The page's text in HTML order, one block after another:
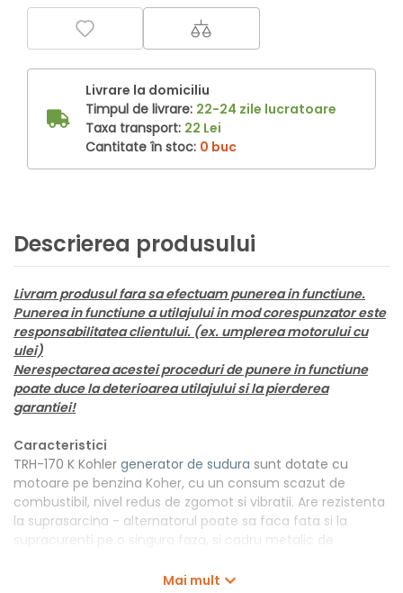
Livrare la domiciliu
Timpul de livrare: 22-24 zile lucratoare
Taxa transport: 22 Lei
Cantitate în stoc: 0 buc
Descrierea produsului
Livram produsul fara sa efectuam punerea in functiune.
Punerea in functiune a utilajului in mod corespunzator este
responsabilitatea clientului. (ex. umplerea motorului cu
ulei)
Nerespectarea acestei proceduri de punere in functiune
poate duce la deterioarea utilajului si la pierderea
garantiei!
Caracteristici
TRH-170 K Kohler generator de sudura sunt dotate cu
motoare pe benzina Koher, cu un consum scazut de
combustibil, nivel redus de zgomot si vibratii. Are rezistenta
la suprasarcina - alternatorul poate sa faca fata si la
supracurenti pe o singura faza, si cadru metalic de
sau trifazat necesar in constructii, industrie, agricultura.
Mai mult